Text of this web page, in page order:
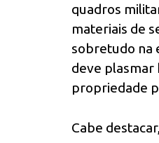
quadros
materiais de
sobretudo na
deve plasmar
propriedade
Cabe